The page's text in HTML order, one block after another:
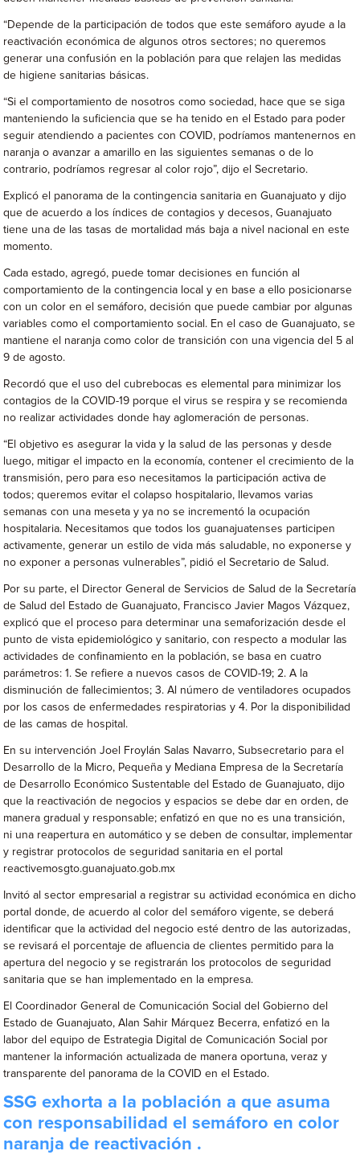
“Depende de la participación de todos que este semáforo ayude a la
reactivación económica de algunos otros sectores; no queremos
generar una confusión en la población para que relajen las medidas
de higiene sanitarias básicas.
“Si el comportamiento de nosotros como sociedad, hace que se siga
manteniendo la suficiencia que se ha tenido en el Estado para poder
seguir atendiendo a pacientes con COVID, podríamos mantenernos en
naranja o avanzar a amarillo en las siguientes semanas o de lo
contrario, podríamos regresar al color rojo”, dijo el Secretario.
Explicó el panorama de la contingencia sanitaria en Guanajuato y dijo
que de acuerdo a los índices de contagios y decesos, Guanajuato
tiene una de las tasas de mortalidad más baja a nivel nacional en este
momento.
Cada estado, agregó, puede tomar decisiones en función al
comportamiento de la contingencia local y en base a ello posicionarse
con un color en el semáforo, decisión que puede cambiar por algunas
variables como el comportamiento social. En el caso de Guanajuato, se
mantiene el naranja como color de transición con una vigencia del 5 al
9 de agosto.
Recordó que el uso del cubrebocas es elemental para minimizar los
contagios de la COVID-19 porque el virus se respira y se recomienda
no realizar actividades donde hay aglomeración de personas.
“El objetivo es asegurar la vida y la salud de las personas y desde
luego, mitigar el impacto en la economía, contener el crecimiento de la
transmisión, pero para eso necesitamos la participación activa de
todos; queremos evitar el colapso hospitalario, llevamos varias
semanas con una meseta y ya no se incrementó la ocupación
hospitalaria. Necesitamos que todos los guanajuatenses participen
activamente, generar un estilo de vida más saludable, no exponerse y
no exponer a personas vulnerables”, pidió el Secretario de Salud.
Por su parte, el Director General de Servicios de Salud de la Secretaría
de Salud del Estado de Guanajuato, Francisco Javier Magos Vázquez,
explicó que el proceso para determinar una semaforización desde el
punto de vista epidemiológico y sanitario, con respecto a modular las
actividades de confinamiento en la población, se basa en cuatro
parámetros: 1. Se refiere a nuevos casos de COVID-19; 2. A la
disminución de fallecimientos; 3. Al número de ventiladores ocupados
por los casos de enfermedades respiratorias y 4. Por la disponibilidad
de las camas de hospital.
En su intervención Joel Froylán Salas Navarro, Subsecretario para el
Desarrollo de la Micro, Pequeña y Mediana Empresa de la Secretaría
de Desarrollo Económico Sustentable del Estado de Guanajuato, dijo
que la reactivación de negocios y espacios se debe dar en orden, de
manera gradual y responsable; enfatizó en que no es una transición,
ni una reapertura en automático y se deben de consultar, implementar
y registrar protocolos de seguridad sanitaria en el portal
reactivemosgto.guanajuato.gob.mx
Invitó al sector empresarial a registrar su actividad económica en dicho
portal donde, de acuerdo al color del semáforo vigente, se deberá
identificar que la actividad del negocio esté dentro de las autorizadas,
se revisará el porcentaje de afluencia de clientes permitido para la
apertura del negocio y se registrarán los protocolos de seguridad
sanitaria que se han implementado en la empresa.
El Coordinador General de Comunicación Social del Gobierno del
Estado de Guanajuato, Alan Sahir Márquez Becerra, enfatizó en la
labor del equipo de Estrategia Digital de Comunicación Social por
mantener la información actualizada de manera oportuna, veraz y
transparente del panorama de la COVID en el Estado.
SSG exhorta a la población a que asuma
con responsabilidad el semáforo en color
naranja de reactivación .